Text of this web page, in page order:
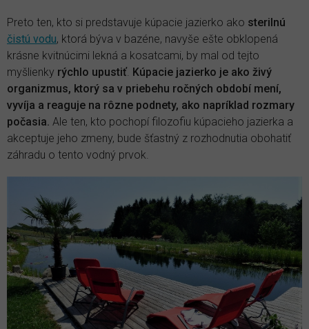
Preto ten, kto si predstavuje kúpacie jazierko ako sterilnú
čistú vodu, ktorá býva v bazéne, navyše ešte obklopená
krásne kvitnúcimi lekná a kosatcami, by mal od tejto
myšlienky rýchlo upustiť Kúpacie jazierko je ako živý
organizmus, ktorý sa v priebehu ročných období mení,
vyvíja a reaguje na rôzne podnety, ako napríklad rozmary
počasia. Ale ten, kto pochopí filozofiu kúpacieho jazierka a
akceptuje jeho zmeny, bude šťastný z rozhodnutia obohatiť
záhradu o tento vodný prvok.